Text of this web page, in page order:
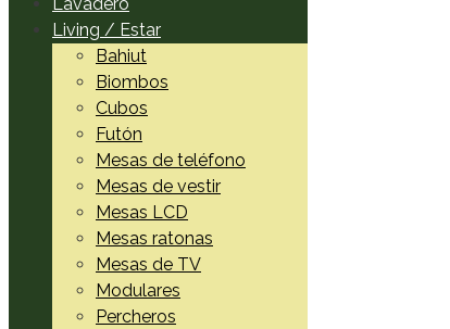
Lavadero
Living / Estar
Bahiut
Biombos
Cubos
Futón
Mesas de teléfono
Mesas de vestir
Mesas LCD
Mesas ratonas
Mesas de TV
Modulares
Percheros